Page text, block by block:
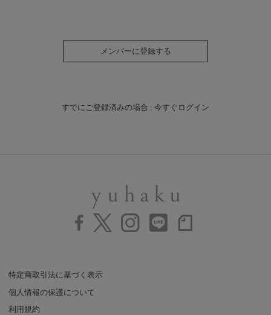
メンバーに登録する
すでにご登録済みの場合 : 今すぐログイン
特定商取引法に基づく表示
個人情報の保護について
利用規約